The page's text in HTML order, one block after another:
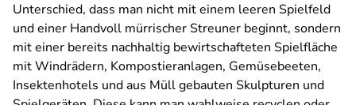
Unterschied, dass man nicht mit einem leeren Spielfeld
und einer Handvoll mürrischer Streuner beginnt, sondern
mit einer bereits nachhaltig bewirtschafteten Spielfläche
mit Windrädern, Kompostieranlagen, Gemüsebeeten,
Insektenhotels und aus Müll gebauten Skulpturen und